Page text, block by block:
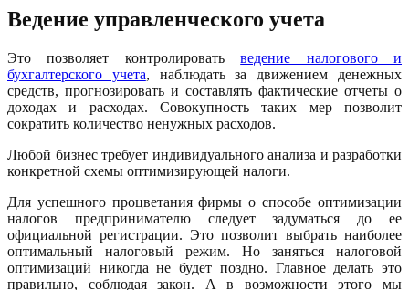
Ведение управленческого учета
Это позволяет контролироватьведение налогового и
бухгалтерского учета, наблюдать за движением денежных
средств, прогнозировать и составлять фактические отчеты о
доходах и расходах. Совокупность таких мер позволит
сократить количество ненужных расходов.
Любой бизнес требует индивидуального анализа и разработки
конкретной схемы оптимизирующей налоги.
Для успешного процветания фирмы о способе оптимизации
налогов предпринимателю следует задуматься до ее
официальной регистрации. Это позволит выбрать наиболее
оптимальный налоговый режим. Но заняться налоговой
оптимизаций никогда не будет поздно. Главное делать это
правильно, соблюдая закон. А в возможности этого мы